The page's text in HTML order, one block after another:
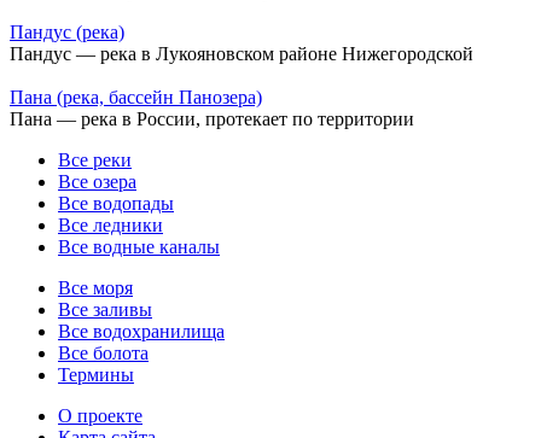
Пандус (река)
Пандус — река в Лукояновском районе Нижегородской
Пана (река, бассейн Панозера)
Пана — река в России, протекает по территории
Все реки
Все озера
Все водопады
Все ледники
Все водные каналы
Все моря
Все заливы
Все водохранилища
Все болота
Термины
О проекте